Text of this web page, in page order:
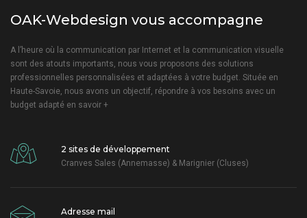
OAK-Webdesign vous accompagne
A l’heure où la communication par Internet et la communication visuelle
sont des atouts importants, nous vous proposons des solutions
professionnelles personnalisées et adaptées à votre budget. Située en
Haute-Savoie, nous avons un objectif, répondre à vos besoins avec un
budget adapté en savoir +
2 sites de développement
Cranves Sales (Annemasse) & Marignier (Cluses)
Adresse mail